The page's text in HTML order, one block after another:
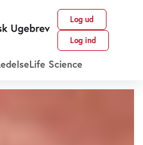
Log ud
Log ind
Life Science